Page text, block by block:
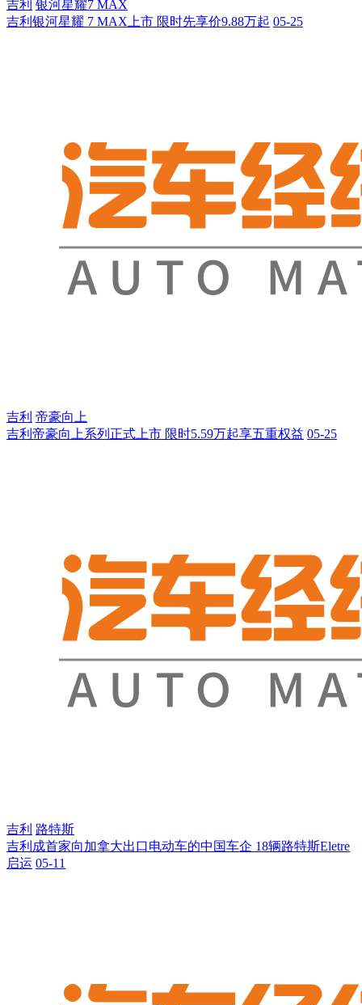
吉利 银河星耀7 MAX
吉利银河星耀 7 MAX上市 限时先享价9.88万起 05-25
吉利 帝豪向上
吉利帝豪向上系列正式上市 限时5.59万起享五重权益 05-25
吉利 路特斯
吉利成首家向加拿大出口电动车的中国车企 18辆路特斯Eletre
启运 05-11